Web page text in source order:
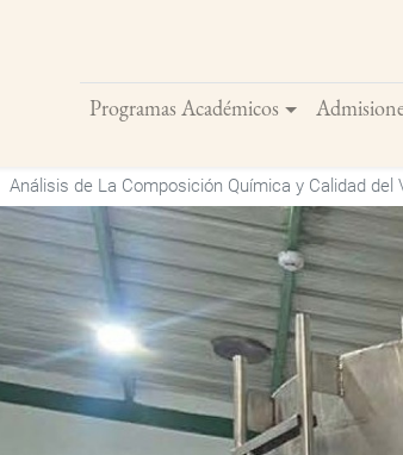
Programas Académicos
Buscar
Análisis de La Composición Química y Calidad